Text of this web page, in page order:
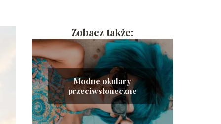
Zobacz także:
Modne okulary
przeciwsłoneczne